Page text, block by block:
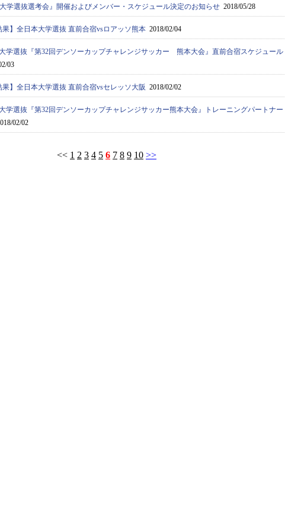
大学選抜選考会』開催およびメンバー・スケジュール決定のお知らせ 2018/05/28
果】全日本大学選抜 直前合宿vsロアッソ熊本 2018/02/04
学選抜『第32回デンソーカップチャレンジサッカー 熊本大会』直前合宿スケジュール
03
果】全日本大学選抜 直前合宿vsセレッソ大阪 2018/02/02
学選抜『第32回デンソーカップチャレンジサッカー熊本大会』トレーニングパートナー
02/02
<< 1 2 3 4 5 6 7 8 9 10 >>